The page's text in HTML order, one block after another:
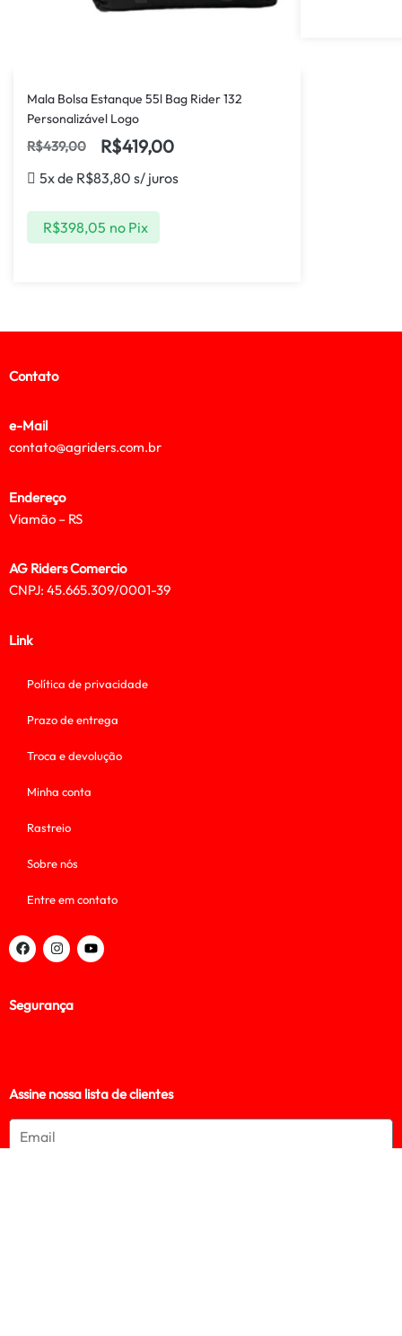
Mala Bolsa Estanque 55l Bag Rider 132
Personalizável Logo
R$439,00 R$419,00
5x de R$83,80 s/ juros
R$398,05 no Pix
Contato
e-Mail
contato@agriders.com.br
Endereço
Viamão – RS
AG Riders Comercio
CNPJ: 45.665.309/0001-39
Link
Política de privacidade
Prazo de entrega
Troca e devolução
Minha conta
Rastreio
Sobre nós
Entre em contato
Segurança
Assine nossa lista de clientes